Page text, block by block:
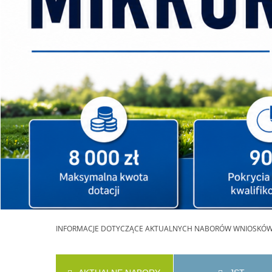
INFORMACJE DOTYCZĄCE AKTUALNYCH NABORÓW